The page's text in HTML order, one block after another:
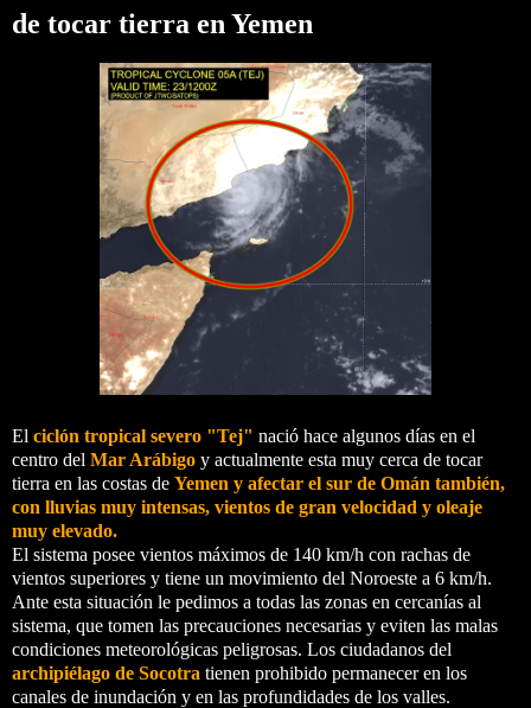
de tocar tierra en Yemen
El ciclón tropical severo "Tej" nació hace algunos días en el
centro del Mar Arábigo y actualmente esta muy cerca de tocar
tierra en las costas de Yemen y afectar el sur de Omán también,
con lluvias muy intensas, vientos de gran velocidad y oleaje
muy elevado.
El sistema posee vientos máximos de 140 km/h con rachas de
vientos superiores y tiene un movimiento del Noroeste a 6 km/h.
Ante esta situación le pedimos a todas las zonas en cercanías al
sistema, que tomen las precauciones necesarias y eviten las malas
condiciones meteorológicas peligrosas. Los ciudadanos del
archipiélago de Socotra tienen prohibido permanecer en los
canales de inundación y en las profundidades de los valles.